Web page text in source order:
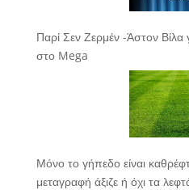
Παρί Σεν Ζερμέν -Άστον
στο Mega
Μόνο το γήπεδο είναι
μεταγραφή άξιζε ή όχι τα